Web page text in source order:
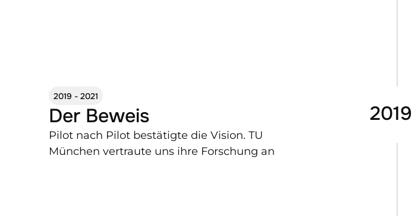
2019
2019 - 2021
Der Beweis
Pilot nach Pilot bestätigte die Vision. TU
München vertraute uns ihre Forschung an